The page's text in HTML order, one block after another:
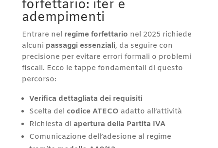
forfettario: iter e
adempimenti
Entrare nel regime forfettario nel 2025 richiede
alcuni passaggi essenziali, da seguire con
precisione per evitare errori formali o problemi
fiscali. Ecco le tappe fondamentali di questo
percorso:
Verifica dettagliata dei requisiti
Scelta del codice ATECO adatto all’attività
Richiesta di apertura della Partita IVA
Comunicazione dell’adesione al regime